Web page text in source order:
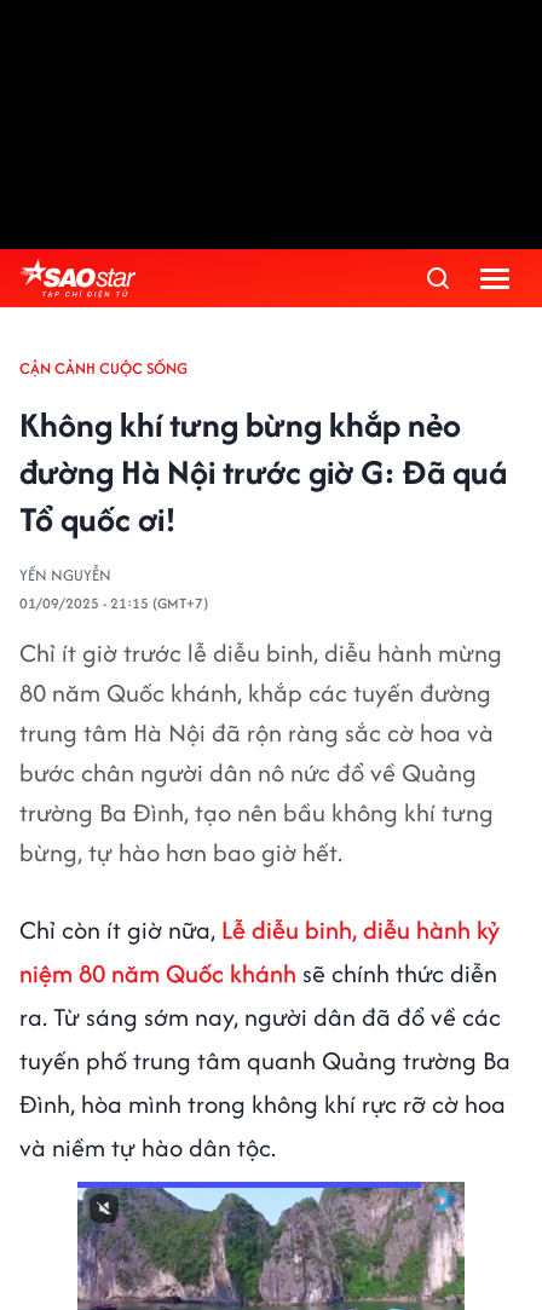
CẬN CẢNH CUỘC SỐNG
Không khí tưng bừng khắp nẻo
đường Hà Nội trước giờ G: Đã quá
Tổ quốc ơi!
YẾN NGUYỄN
01/09/2025 - 21:15 (GMT+7)
Chỉ ít giờ trước lễ diễu binh, diễu hành mừng
80 năm Quốc khánh, khắp các tuyến đường
trung tâm Hà Nội đã rộn ràng sắc cờ hoa và
bước chân người dân nô nức đổ về Quảng
trường Ba Đình, tạo nên bầu không khí tưng
bừng, tự hào hơn bao giờ hết.
Chỉ còn ít giờ nữa, Lễ diễu binh, diễu hành kỷ
niệm 80 năm Quốc khánh sẽ chính thức diễn
ra. Từ sáng sớm nay, người dân đã đổ về các
tuyến phố trung tâm quanh Quảng trường Ba
Đình, hòa mình trong không khí rực rỡ cờ hoa
và niềm tự hào dân tộc.